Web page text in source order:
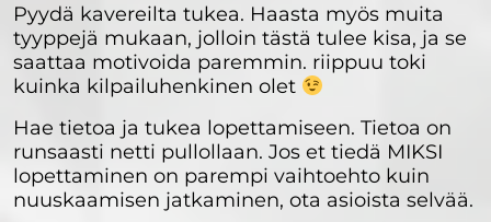
Pyydä kavereilta tukea. Haasta myös muita
tyyppejä mukaan, jolloin tästä tulee kisa, ja se
saattaa motivoida paremmin. riippuu toki
kuinka kilpailuhenkinen olet
Hae tietoa ja tukea lopettamiseen. Tietoa on
runsaasti netti pullollaan. Jos et tiedä MIKSI
lopettaminen on parempi vaihtoehto kuin
nuuskaamisen jatkaminen, ota asioista selvää.